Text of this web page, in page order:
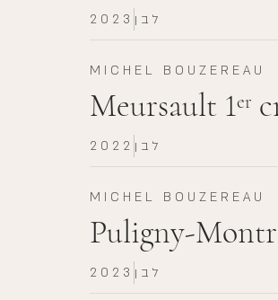
2023 לבן
MICHEL BOUZEREAU
Meursault 1er
2022 לבן
MICHEL BOUZEREAU
Puligny-
2023 לבן